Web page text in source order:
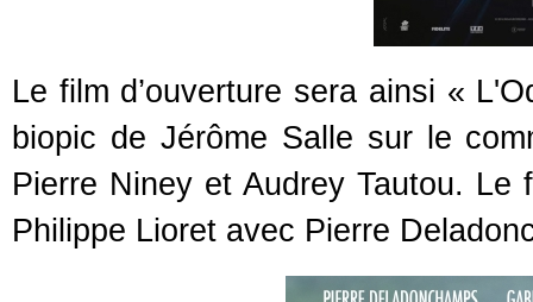
Le film d’ouverture sera ainsi «
biopic de Jérôme Salle sur le
Pierre Niney et Audrey Tautou.
Philippe Lioret avec Pierre